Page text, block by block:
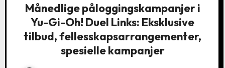
Månedlige påloggingskampanjer i
Yu-Gi-Oh! Duel Links: Eksklusive
tilbud, fellesskapsarrangementer,
spesielle kampanjer